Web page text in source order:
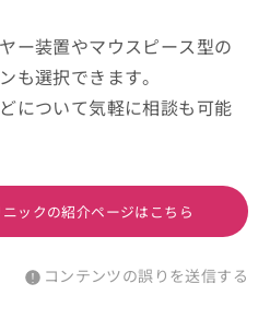
ー装置やマウスピース型の
も選択できます。
について気軽に相談も可能
ックの紹介ページはこちら
コンテンツの誤りを送信する